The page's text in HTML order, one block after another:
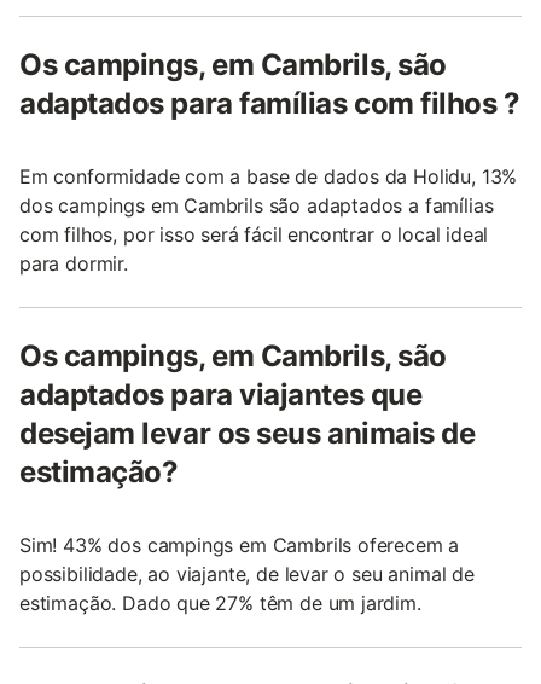
Os campings, em Cambrils, são
adaptados para famílias com filhos ?
Em conformidade com a base de dados da Holidu, 13%
dos campings em Cambrils são adaptados a famílias
com filhos, por isso será fácil encontrar o local ideal
para dormir.
Os campings, em Cambrils, são
adaptados para viajantes que
desejam levar os seus animais de
estimação?
Sim! 43% dos campings em Cambrils oferecem a
possibilidade, ao viajante, de levar o seu animal de
estimação. Dado que 27% têm de um jardim.